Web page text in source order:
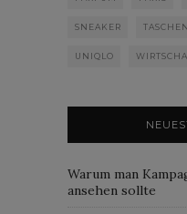
SNEAKER
UNIQLO
Warum man
ansehen sollte